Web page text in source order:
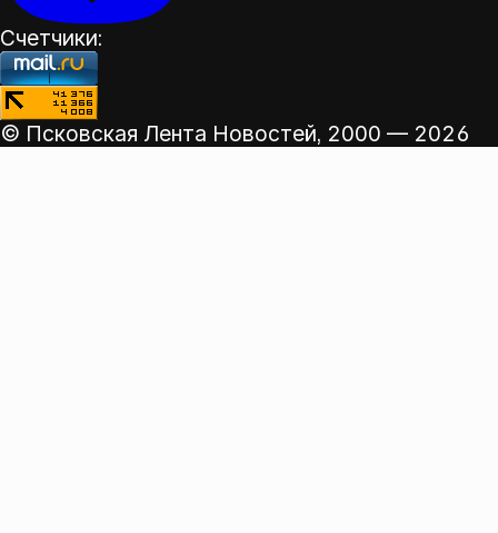
Счетчики:
© Псковская Лента Новостей, 2000 — 2026